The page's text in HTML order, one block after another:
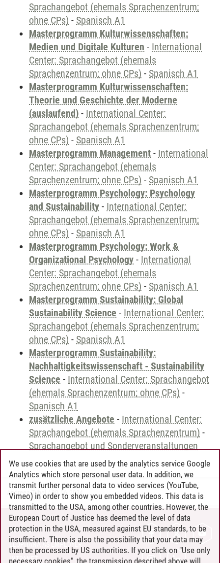
Sprachangebot (ehemals Sprachenzentrum;
ohne CPs) - Spanisch A1
Masterprogramm Kulturwissenschaften:
Medien und Digitale Kulturen - International
Center: Sprachangebot (ehemals
Sprachenzentrum; ohne CPs) - Spanisch A1
Masterprogramm Kulturwissenschaften:
Theorie und Geschichte der Moderne
(auslaufend) - International Center:
Sprachangebot (ehemals Sprachenzentrum;
ohne CPs) - Spanisch A1
Masterprogramm Management - International
Center: Sprachangebot (ehemals
Sprachenzentrum; ohne CPs) - Spanisch A1
Masterprogramm Psychology: Psychology
and Sustainability - International Center:
Sprachangebot (ehemals Sprachenzentrum;
ohne CPs) - Spanisch A1
Masterprogramm Psychology: Work &
Organizational Psychology - International
Center: Sprachangebot (ehemals
Sprachenzentrum; ohne CPs) - Spanisch A1
Masterprogramm Sustainability: Global
Sustainability Science - International Center:
Sprachangebot (ehemals Sprachenzentrum;
ohne CPs) - Spanisch A1
Masterprogramm Sustainability:
Nachhaltigkeitswissenschaft - Sustainability
Science - International Center: Sprachangebot
(ehemals Sprachenzentrum; ohne CPs) -
Spanisch A1
zusätzliche Angebote - International Center:
Sprachangebot (ehemals Sprachenzentrum) -
Sprachangebot und Sonderveranstaltungen
Andreea Tribel 30.06.2024
CONTACT
LEUPHANA AS EMPLOYER
INTRANET
We use cookies that are used by the analytics service Google
Analytics which store personal user data. In addition, we
transmit further personal data to video services (YouTube,
Vimeo) in order to show you embedded videos. This data is
transmitted to the USA, among other countries. However, the
European Court of Justice has deemed the level of data
protection in the USA, measured against EU standards, to be
insufficient. There is also the possibility that your data may
then be processed by US authorities. If you click on "Use only
necessary cookies", the transmission described above will